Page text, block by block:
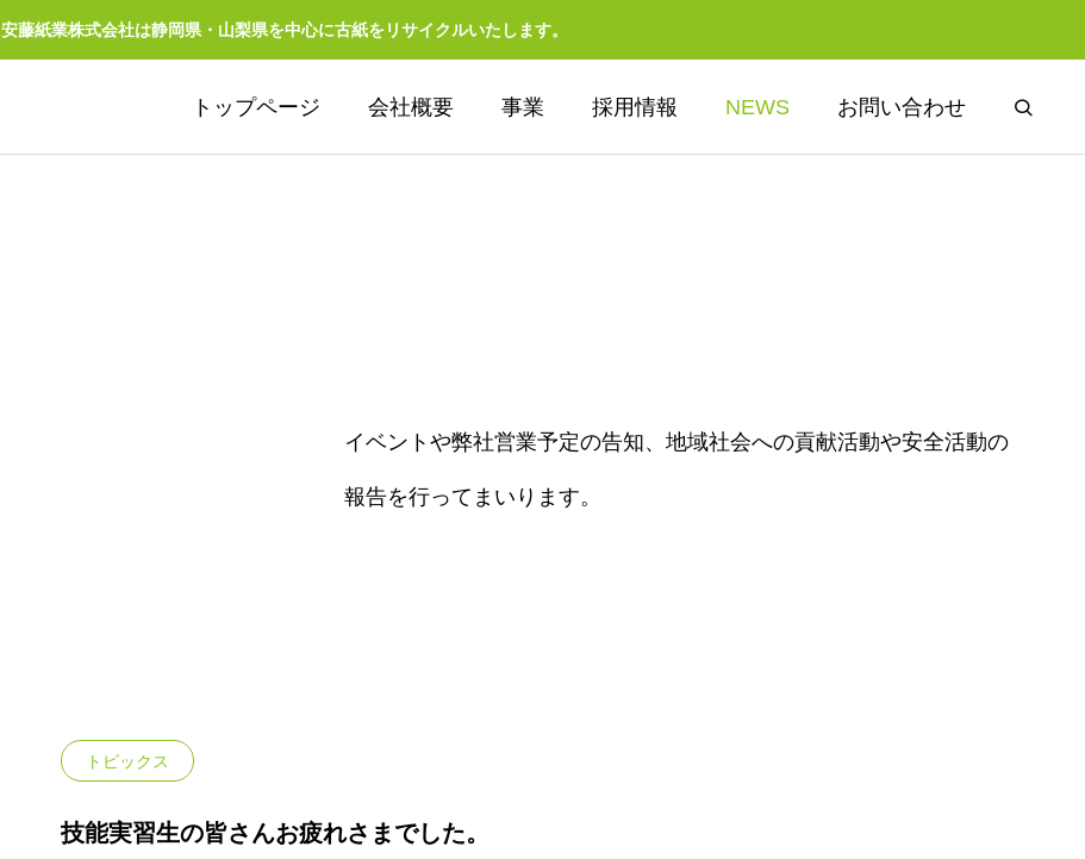
安藤紙業株式会社は静岡県・山梨県を中心に古紙をリサイクルいたします。
トップページ 会社概要 事業 採用情報 NEWS お問い合わせ
布団リサイクル
イベントや弊社営業予定の告知、地域社会への貢献活動や安全活動の
報告を行ってまいります。
トピックス
技能実習生の皆さんお疲れさまでした。